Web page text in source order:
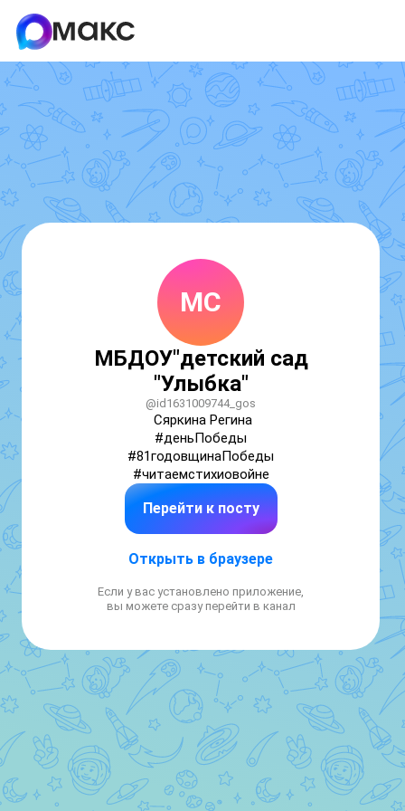
МС
МБДОУ"детский сад
"Улыбка"
@id1631009744_gos
Сяркина Регина
#деньПобеды
#81годовщинаПобеды
#читаемстихиовойне
Перейти к посту
Открыть в браузере
Если у вас установлено приложение,
вы можете сразу перейти в канал